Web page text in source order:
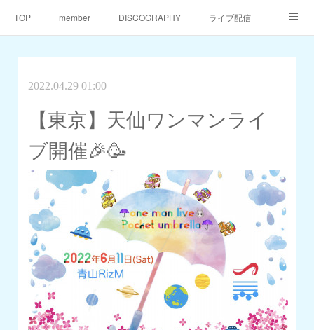
TOP member DISCOGRAPHY ライブ配信
2022.04.29 01:00
【東京】天仙ワンマンライ
ブ開催🎉🥳